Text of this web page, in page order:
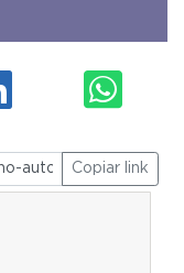
Copiar link